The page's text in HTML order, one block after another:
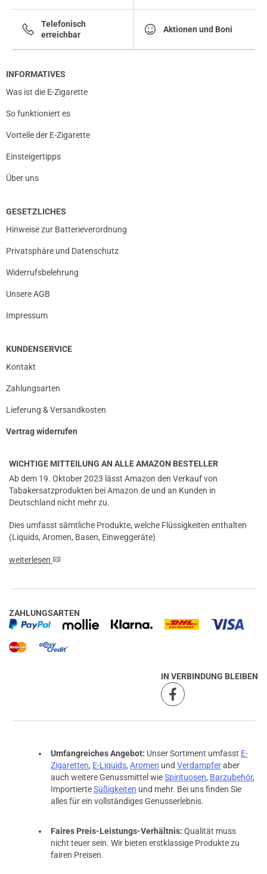
05.10.2025 — via
Trustedshops.de
01.09.2025 — via
Die Bewertung erfolgte ohne Abgabe eines Kommentars
Patrick C.
verifizierter Onlinekauf.
Nezahat B.
Die Bewertung erfolgte ohne Abgabe eines Kommentars
verifizierter Onlinekauf.
Die Bewertung erfolgte ohne Abgabe eines Kommentars
Sahin A.
Sehr teuer
16.05.2025 — via
16.05.2025 — viaTrustedshops.de
Daniel N.
verifizierter Onlinekauf.
Die Bewertung erfolgte ohne Abgabe eines Kommentars
28.04.2025 — viaTrustedshops.de
Telefonisch
erreichbar
Aktionen und Boni
INFORMATIVES
Was ist die E-Zigarette
So funktioniert es
Vorteile der E-Zigarette
Einsteigertipps
Über uns
GESETZLICHES
Hinweise zur Batterieverordnung
Privatsphäre und Datenschutz
Widerrufsbelehrung
Unsere AGB
Impressum
KUNDENSERVICE
Kontakt
Zahlungsarten
Lieferung & Versandkosten
Vertrag widerrufen
WICHTIGE MITTEILUNG AN ALLE AMAZON BESTELLER
Ab dem 19. Oktober 2023 lässt Amazon den Verkauf von
Tabakersatzprodukten bei Amazon.de und an Kunden in
Deutschland nicht mehr zu.
Dies umfasst sämtliche Produkte, welche Flüssigkeiten enthalten
(Liquids, Aromen, Basen, Einweggeräte)
weiterlesen
ZAHLUNGSARTEN
IN VERBINDUNG BLEIBEN
Umfangreiches Angebot: Unser Sortiment umfasst E-
Zigaretten, E-Liquids, Aromen und Verdampferaber
auch weitere Genussmittel wieSpirituosen, Barzubehör,
ImportierteSüßigkeiten und mehr. Bei uns finden Sie
alles für ein vollständiges Genusserlebnis.
Faires Preis-Leistungs-Verhältnis: Qualität muss
nicht teuer sein. Wir bieten erstklassige Produkte zu
fairen Preisen.